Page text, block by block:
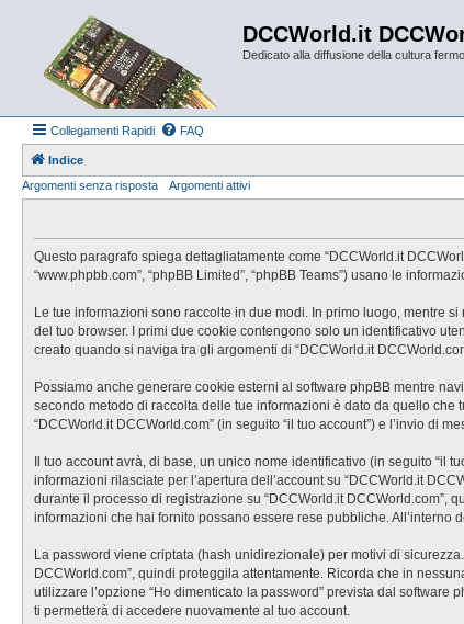
DCCWorld.it
Dedicato alla diffusione della cultura
Collegamenti Rapidi FAQ
Indice
Argomenti senza risposta
Argomenti attivi
Questo paragrafo spiega dettagliatamente come “DCCWorld.it
“www.phpbb.com”, “phpBB Limited”, “phpBB Teams”) usano le
Le tue informazioni sono raccolte in due modi. In primo luogo, mentre
del tuo browser. I primi due cookie contengono solo un identificativo
creato quando si naviga tra gli argomenti di “DCCWorld.it
Possiamo anche generare cookie esterni al software phpBB mentre
secondo metodo di raccolta delle tue informazioni è dato da quello che
“DCCWorld.it DCCWorld.com” (in seguito “il tuo account”) e l’invio di
Il tuo account avrà, di base, un unico nome identificativo (in seguito “il
informazioni rilasciate per l’apertura dell’account su “DCCWorld.it
durante il processo di registrazione su “DCCWorld.it DCCWorld.com”,
informazioni che hai fornito possano essere rese pubbliche.
La password viene criptata (hash unidirezionale) per motivi di
DCCWorld.com”, quindi proteggila attentamente. Ricorda che in
utilizzare l’opzione “Ho dimenticato la password” prevista dal
ti permetterà di accedere nuovamente al tuo account.